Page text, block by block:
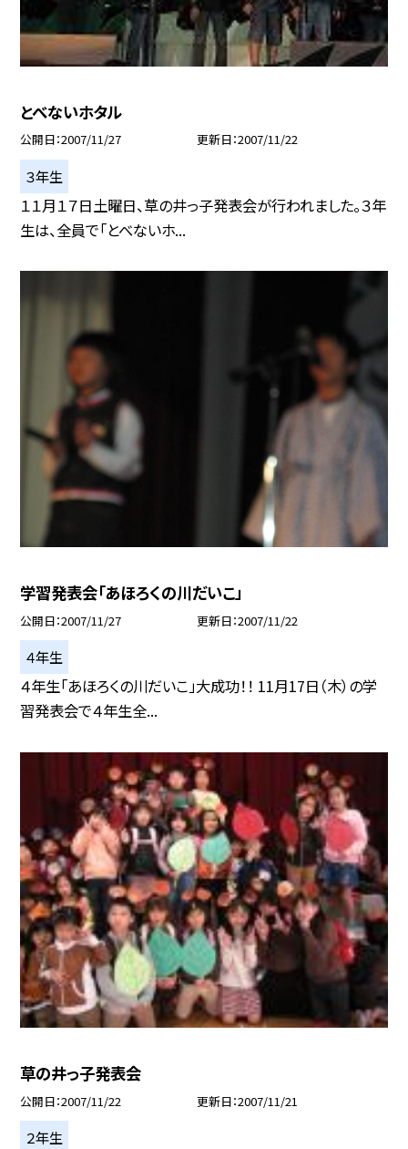
とべないホタル
公開日 2007/11/27 更新日 2007/11/22
３年生
１１月１７日土曜日、草の井っ子発表会が行われました。３年
生は、全員で「とべないホ...
学習発表会「あほろくの川だいこ」
公開日 2007/11/27 更新日 2007/11/22
４年生
４年生「あほろくの川だいこ」大成功！！ 11月17日（木）の学
習発表会で４年生全...
草の井っ子発表会
公開日 2007/11/22 更新日 2007/11/21
２年生